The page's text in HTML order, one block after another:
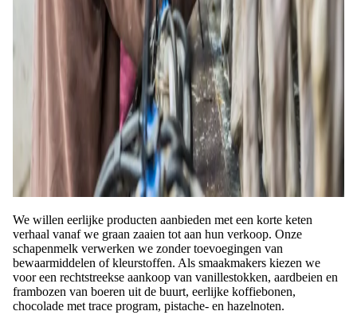
We willen eerlijke producten aanbieden met een korte keten
verhaal vanaf we graan zaaien tot aan hun verkoop. Onze
schapenmelk verwerken we zonder toevoegingen van
bewaarmiddelen of kleurstoffen. Als smaakmakers kiezen we
voor een rechtstreekse aankoop van vanillestokken, aardbeien en
frambozen van boeren uit de buurt, eerlijke koffiebonen,
chocolade met trace program, pistache- en hazelnoten.